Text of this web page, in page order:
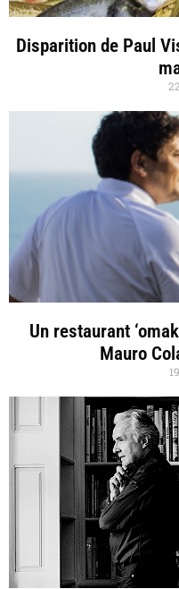
Disparition de Paul
Un restaurant
Mauro